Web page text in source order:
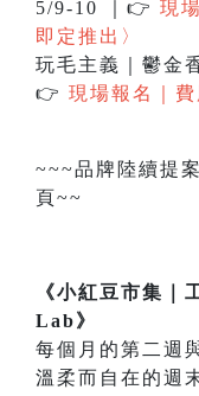
5/9-10 ｜👉 現
即定推出〉
玩毛主義｜鬱金
👉 現場報名｜
~~~品牌陸續提
頁~~
《小紅豆市集
Lab》
每個月的第二週
溫柔而自在的週